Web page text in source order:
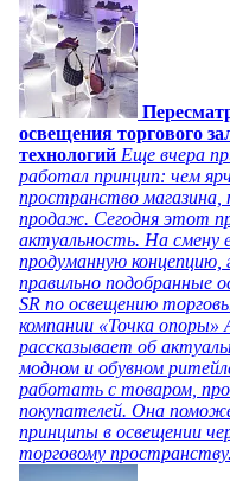
освещения торгового
технологий Еще вчера
работал принцип: чем
пространство
продаж. Сегодня этот
актуальность. На смену
продуманную концепцию,
правильно подобранные
SR по освещению
компании «Точка
рассказывает об
модном и обувном
работать с товаром,
покупателей. Она
принципы в освещении
торговому пространству.